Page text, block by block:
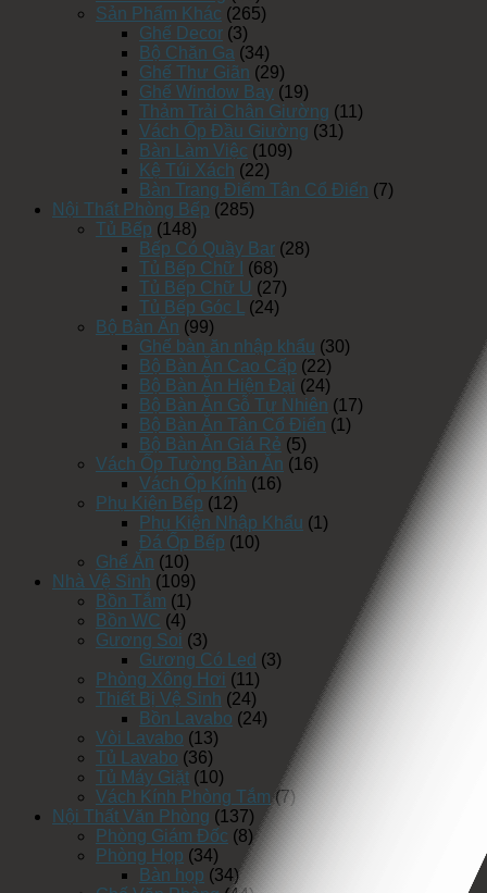
Sản Phẩm Khác (265)
Ghế Decor (3)
Bộ Chăn Ga (34)
Ghế Thư Giãn (29)
Ghế Window Bay (19)
Thảm Trải Chân Giường (11)
Vách Ốp Đầu Giường (31)
Bàn Làm Việc (109)
Kệ Túi Xách (22)
Bàn Trang Điểm Tân Cổ Điển (7)
Nội Thất Phòng Bếp (285)
Tủ Bếp (148)
Bếp Có Quầy Bar (28)
Tủ Bếp Chữ I
(68)
Tủ Bếp Chữ U (27)
Tủ Bếp Góc L
(24)
Bộ Bàn Ăn (99)
Ghế bàn ăn nhập khẩu (30)
Bộ Bàn Ăn Cao Cấp (22)
Bộ Bàn Ăn Hiện Đại (24)
Bộ Bàn Ăn Gỗ Tự Nhiên (17)
Bộ Bàn Ăn Tân Cổ Điển (1)
Bộ Bàn Ăn Giá Rẻ (5)
Vách Ốp Tường Bàn Ăn (16)
Vách Ốp Kính (16)
Phụ Kiện Bếp (12)
Phụ Kiện Nhập Khẩu (1)
Đá Ốp Bếp (10)
Ghế Ăn (10)
Nhà Vệ Sinh (109)
Bồn Tắm (1)
Bồn WC (4)
Gương Soi (3)
Gương Có Led (3)
Phòng Xông Hơi (11)
Thiết Bị Vệ Sinh (24)
Bồn Lavabo (24)
Vòi Lavabo (13)
Tủ Lavabo (36)
Tủ Máy Giặt (10)
Vách Kính Phòng Tắm (7)
Nội Thất Văn Phòng (137)
Phòng Giám Đốc (8)
Phòng Họp (34)
Bàn họp (34)